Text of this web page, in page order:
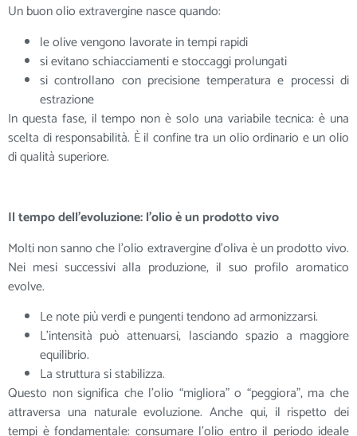
Un buon olio extravergine nasce quando:
le olive vengono lavorate in tempi rapidi
si evitano schiacciamenti e stoccaggi prolungati
si controllano con precisione temperatura e processi di
estrazione
In questa fase, il tempo non è solo una variabile tecnica: è una
scelta di responsabilità. È il confine tra un olio ordinario e un olio
di qualità superiore.
Il tempo dell’evoluzione: l’olio è un prodotto vivo
Molti non sanno che l’olio extravergine d’oliva è un prodotto vivo.
Nei mesi successivi alla produzione, il suo profilo aromatico
evolve.
Le note più verdi e pungenti tendono ad armonizzarsi.
L’intensità può attenuarsi, lasciando spazio a maggiore
equilibrio.
La struttura si stabilizza.
Questo non significa che l’olio “migliora” o “peggiora”, ma che
attraversa una naturale evoluzione. Anche qui, il rispetto dei